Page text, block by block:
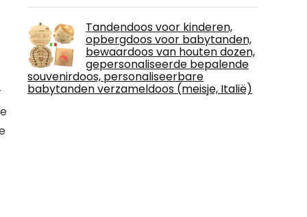
Tandendoos voor kinderen,
opbergdoos voor babytanden,
bewaardoos van houten dozen,
gepersonaliseerde bepalende
souvenirdoos, personaliseerbare
babytanden verzameldoos (meisje, Italië)